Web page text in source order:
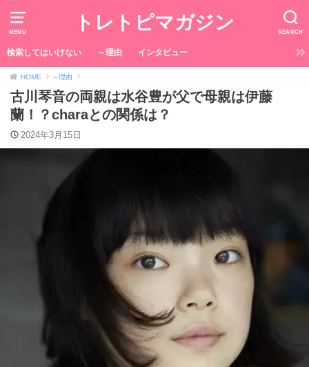
MENU SEARCH
トレトピマガジン
検索してはいけない ～理由 インタビュー
HOME ～理由
古川琴音の両親は水谷豊が父で母親は伊藤
蘭！？charaとの関係は？
2024年3月15日